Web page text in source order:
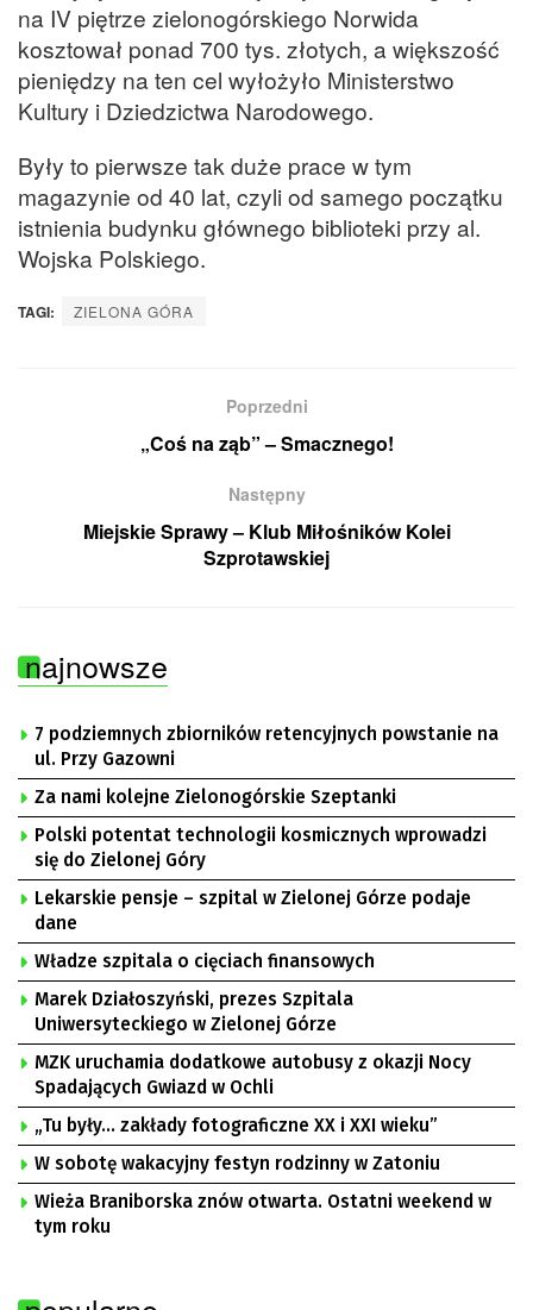
na IV piętrze zielonogórskiego Norwida
kosztował ponad 700 tys. złotych, a większość
pieniędzy na ten cel wyłożyło Ministerstwo
Kultury i Dziedzictwa Narodowego.
Były to pierwsze tak duże prace w tym
magazynie od 40 lat, czyli od samego początku
istnienia budynku głównego biblioteki przy al.
Wojska Polskiego.
TAGI: ZIELONA GÓRA
Poprzedni
„Coś na ząb” – Smacznego!
Następny
Miejskie Sprawy – Klub Miłośników Kolei
Szprotawskiej
najnowsze
7 podziemnych zbiorników retencyjnych powstanie na
ul. Przy Gazowni
Za nami kolejne Zielonogórskie Szeptanki
Polski potentat technologii kosmicznych wprowadzi
się do Zielonej Góry
Lekarskie pensje – szpital w Zielonej Górze podaje
dane
Władze szpitala o cięciach finansowych
Marek Działoszyński, prezes Szpitala
Uniwersyteckiego w Zielonej Górze
MZK uruchamia dodatkowe autobusy z okazji Nocy
Spadających Gwiazd w Ochli
„Tu były… zakłady fotograficzne XX i XXI wieku”
W sobotę wakacyjny festyn rodzinny w Zatoniu
Wieża Braniborska znów otwarta. Ostatni weekend w
tym roku